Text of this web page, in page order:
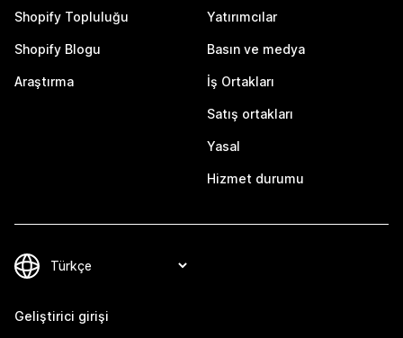
Shopify Topluluğu
Shopify Blogu
Araştırma
Yatırımcılar
Basın ve medya
İş Ortakları
Satış ortakları
Yasal
Hizmet durumu
Geliştirici girişi